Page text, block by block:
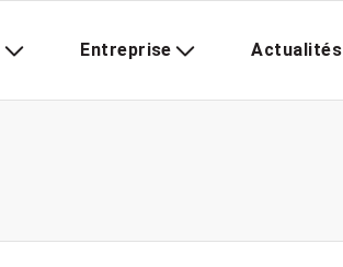
Entreprise Actualités